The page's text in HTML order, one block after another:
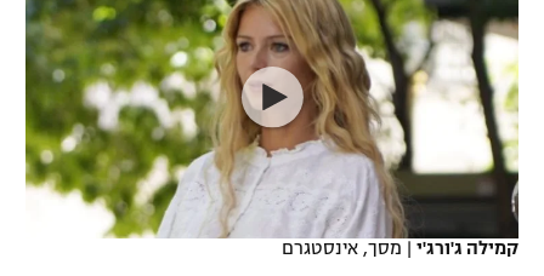
VOD
רץ ברשת
תוצאות
נבחרת ישראל
מכבי חיפה
בית"ר ירושלים
מכבי תל אביב
הפועל תל אביב
ליגה ספרדית
ליגה איטלקית
ליגה צרפתית
ליגה הולנדית
כדורסל נשים
מכבי תל אביב
הפועל חולון
הפועל ירושלים
דני אבדיה
יורוליג
יורוקאפ
טניס
כדוריד
כדורעף
שחייה
קמילה ג'ורג'י | מסך, אינסטגרם